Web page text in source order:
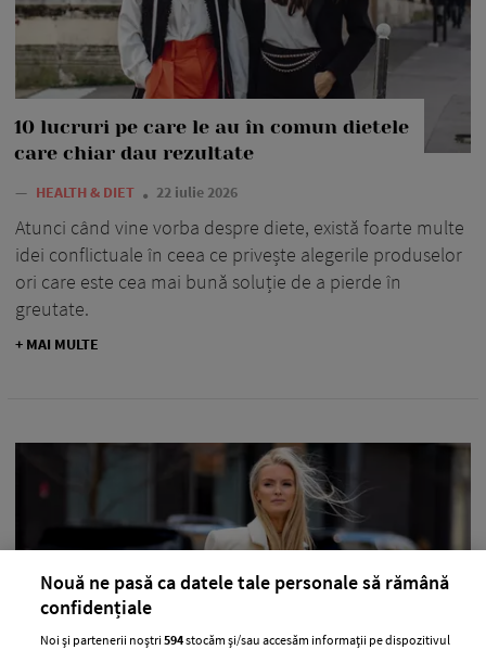
10 lucruri pe care le au în comun dietele
care chiar dau rezultate
— HEALTH & DIET 22 iulie 2026
Atunci când vine vorba despre diete, există foarte multe
idei conflictuale în ceea ce privește alegerile produselor
ori care este cea mai bună soluție de a pierde în
greutate.
+ MAI MULTE
Nouă ne pasă ca datele tale personale să rămână
confidențiale
Noi și partenerii noștri594stocăm și/sau accesăm informații pe dispozitivul